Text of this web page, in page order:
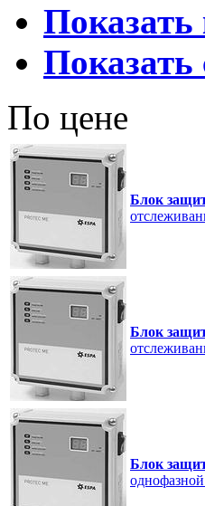
Показать
По цене
Блок
Блок
Блок